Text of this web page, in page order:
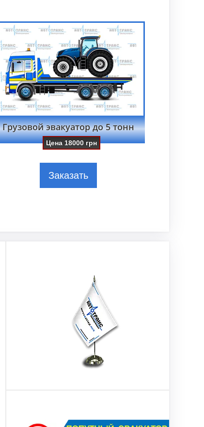
Грузовой эвакуатор до 5 тонн
Цена 18000 грн
Заказать